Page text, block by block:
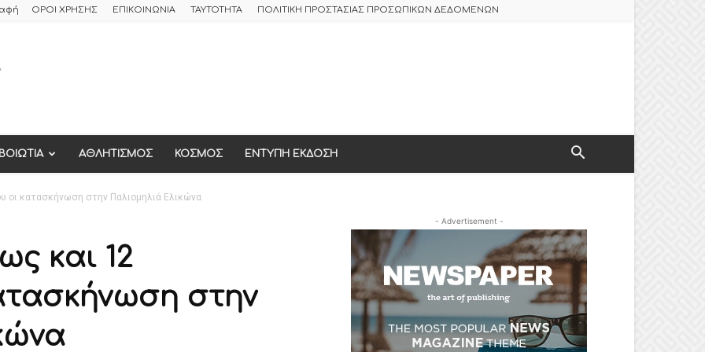
ΟΡΟΙ ΧΡΗΣΗΣ ΕΠΙΚΟΙΝΩΝΙΑ ΤΑΥΤΟΤΗΤΑ ΠΟΛΙΤΙΚΗ ΠΡΟΣΤΑΣΙΑΣ ΠΡΟΣΩΠΙΚΩΝ ΔΕΔΟΜΕΝΩΝ
ΒΟΙΩΤΙΑ ΑΘΛΗΤΙΣΜΟΣ ΚΟΣΜΟΣ ΕΝΤΥΠΗ ΕΚΔΟΣΗ
οι κατασκήνωση στην Παλιομηλιά Ελικώνα
και 12
στην
- Advertisement -